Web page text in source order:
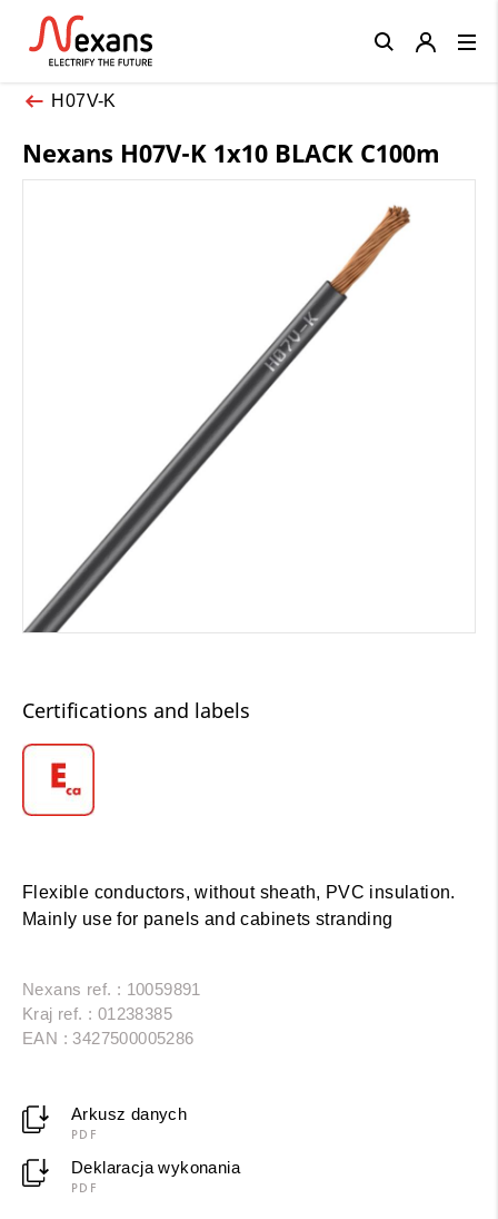
H07V-K
Nexans H07V-K 1x10 BLACK C100m
Certifications and labels
Flexible conductors, without sheath, PVC insulation.
Mainly use for panels and cabinets stranding
Nexans ref. : 10059891
Kraj ref. : 01238385
EAN : 3427500005286
Arkusz danych
PDF
Deklaracja wykonania
PDF
Close